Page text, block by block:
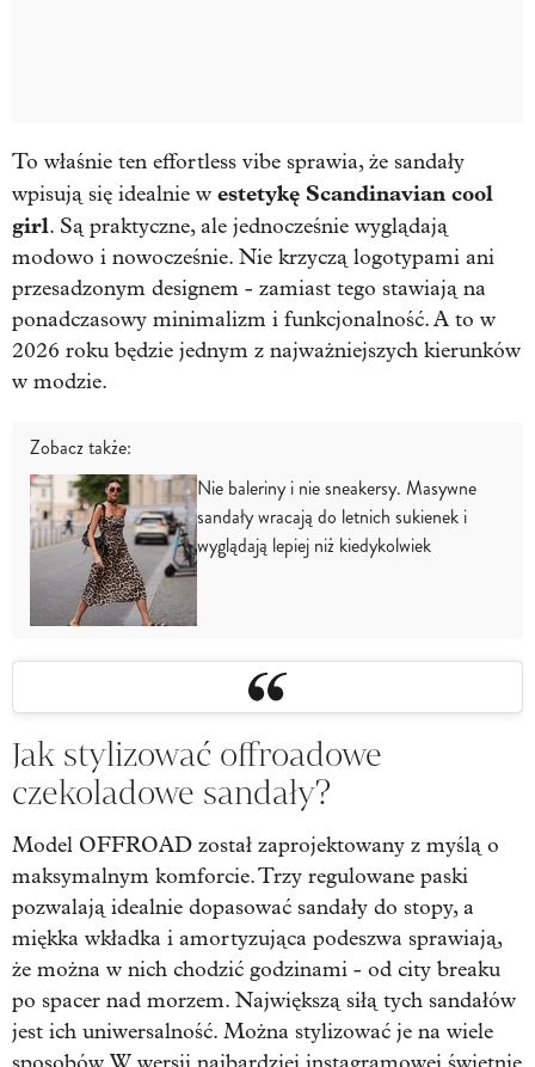
To właśnie ten effortless vibe sprawia, że sandały
wpisują się idealnie w estetykę Scandinavian cool
girl. Są praktyczne, ale jednocześnie wyglądają
modowo i nowocześnie. Nie krzyczą logotypami ani
przesadzonym designem - zamiast tego stawiają na
ponadczasowy minimalizm i funkcjonalność. A to w
2026 roku będzie jednym z najważniejszych kierunków
w modzie.
Zobacz także:
Nie baleriny i nie sneakersy. Masywne
sandały wracają do letnich sukienek i
wyglądają lepiej niż kiedykolwiek
Jak stylizować offroadowe
czekoladowe sandały?
Model OFFROAD został zaprojektowany z myślą o
maksymalnym komforcie. Trzy regulowane paski
pozwalają idealnie dopasować sandały do stopy, a
miękka wkładka i amortyzująca podeszwa sprawiają,
że można w nich chodzić godzinami - od city breaku
po spacer nad morzem. Największą siłą tych sandałów
jest ich uniwersalność. Można stylizować je na wiele